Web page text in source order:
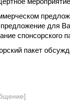
для
спонсорского
пакет